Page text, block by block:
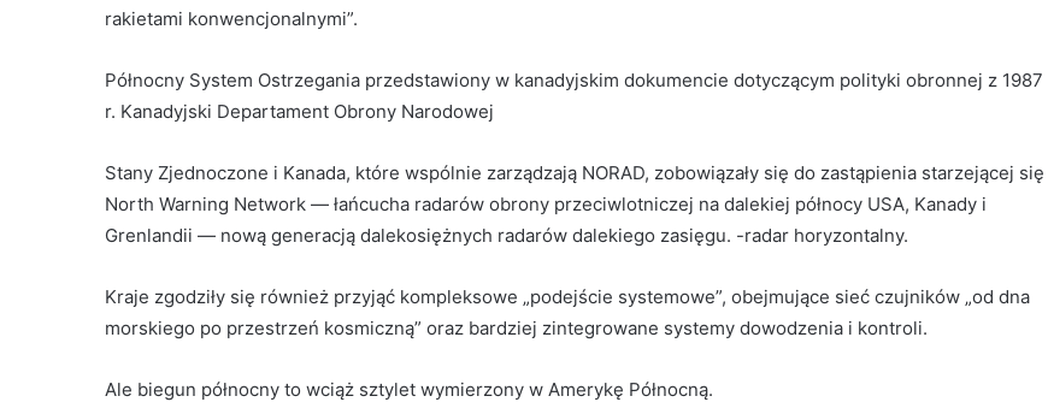
rakietami konwencjonalnymi”.
Północny System Ostrzegania przedstawiony w kanadyjskim dokumencie dotyczącym polityki obronnej z 1987
r. Kanadyjski Departament Obrony Narodowej
Stany Zjednoczone i Kanada, które wspólnie zarządzają NORAD, zobowiązały się do zastąpienia starzejącej się
North Warning Network — łańcucha radarów obrony przeciwlotniczej na dalekiej północy USA, Kanady i
Grenlandii — nową generacją dalekosiężnych radarów dalekiego zasięgu. -radar horyzontalny.
Kraje zgodziły się również przyjąć kompleksowe „podejście systemowe”, obejmujące sieć czujników „od dna
morskiego po przestrzeń kosmiczną” oraz bardziej zintegrowane systemy dowodzenia i kontroli.
Ale biegun północny to wciąż sztylet wymierzony w Amerykę Północną.